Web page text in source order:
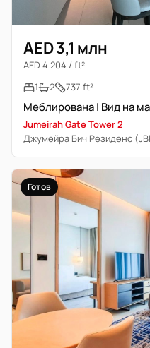
AED 3,1 млн
AED 4 204 / ft²
1
2 737 ft²
Меблирована | Вид на
Jumeirah Gate Tower 2
Джумейра Бич Резиденс
Готов